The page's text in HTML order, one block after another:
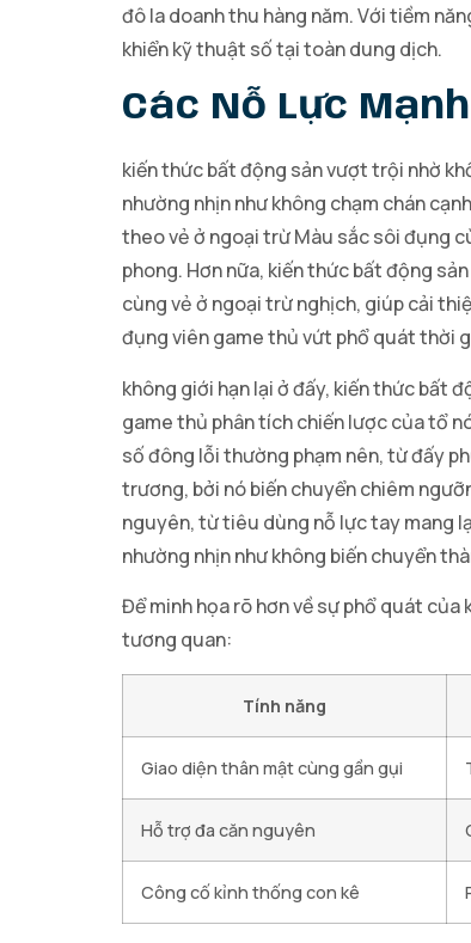
đô la doanh thu hàng năm. Với tiềm
khiển kỹ thuật số tại toàn dung dịch.
Các Nỗ Lực
kiến thức bất động sản vượt trội nhờ
nhường nhịn như không chạm chán
theo vẻ ở ngoại trừ Màu sắc sôi đụng
phong. Hơn nữa, kiến thức bất động
cùng vẻ ở ngoại trừ nghịch, giúp cải
đụng viên game thủ vứt phổ quát thời
không giới hạn lại ở đấy, kiến thức bất
game thủ phân tích chiến lược của tổ
số đông lỗi thường phạm nên, từ đấy
trương, bởi nó biến chuyển chiêm
nguyên, từ tiêu dùng nỗ lực tay mang
nhường nhịn như không biến chuyển
Để minh họa rõ hơn về sự phổ quát
tương quan:
Tính năng
Giao diện thân mật cùng gần gụi
Hỗ trợ đa căn nguyên
Công cố kỉnh thống con kê